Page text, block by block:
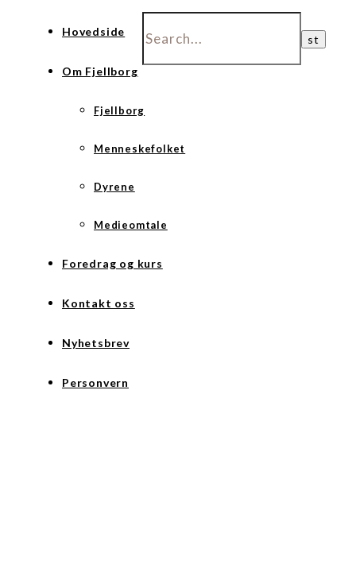
Hovedside
Om Fjellborg
Fjellborg
Menneskefolket
Dyrene
Medieomtale
Foredrag og kurs
Kontakt oss
Nyhetsbrev
Personvern